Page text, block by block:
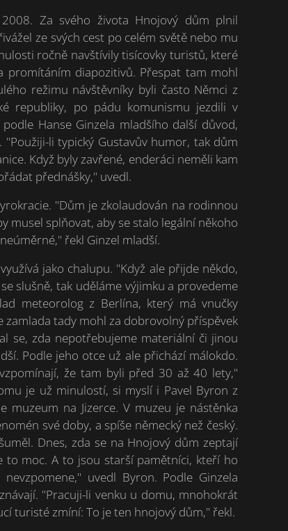
Za svého života Hnojový dům plnil
ze svých cest po celém světě nebo mu
ročně navštívily tisícovky turistů, které
promítáním diapozitivů. Přespat tam mohl
režimu návštěvníky byli často Němci z
republiky, po pádu komunismu jezdili v
Hanse Ginzela mladšího další důvod,
li typický Gustavův humor, tak dům
Když byly zavřené, enderáci neměli kam
přednášky," uvedl.
"Dům je zkolaudován na rodinnou
musel splňovat, aby se stalo legální někoho
řekl Ginzel mladší.
jako chalupu. "Když ale přijde někdo,
slušně, tak uděláme výjimku a provedeme
meteorolog z Berlína, který má vnučky
zamlada tady mohl za dobrovolný příspěvek
se, zda nepotřebujeme materiální či jinou
Podle jeho otce už ale přichází málokdo.
že tam byli před 30 až 40 lety,"
je už minulostí, si myslí i Pavel Byron z
muzeum na Jizerce. V muzeu je nástěnka
své doby, a spíše německý než český.
Dnes, zda se na Hnojový dům zeptají
to moc. A to jsou starší pamětníci, kteří ho
uvedl Byron. Podle Ginzela
"Pracuji-li venku u domu, mnohokrát
turisté zmíní: To je ten hnojový dům," řekl.